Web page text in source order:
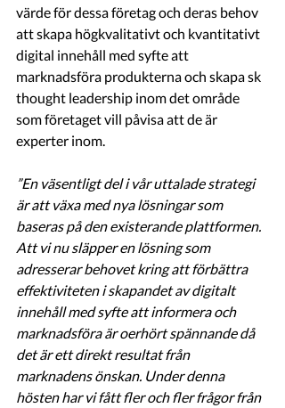
värde för dessa företag och deras behov
att skapa högkvalitativt och kvantitativt
digital innehåll med syfte att
marknadsföra produkterna och skapa sk
thought leadership inom det område
som företaget vill påvisa att de är
experter inom.
”En väsentligt del i vår uttalade strategi
är att växa med nya lösningar som
baseras på den existerande plattformen.
Att vi nu släpper en lösning som
adresserar behovet kring att förbättra
effektiviteten i skapandet av digitalt
innehåll med syfte att informera och
marknadsföra är oerhört spännande då
det är ett direkt resultat från
marknadens önskan. Under denna
hösten har vi fått fler och fler frågor från